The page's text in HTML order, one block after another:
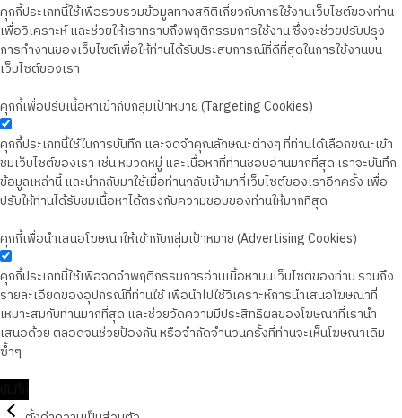
คุกกี้ประเภทนี้ใช้เพื่อรวบรวมข้อมูลทางสถิติเกี่ยวกับการใช้งานเว็บไซต์ของท่าน
เพื่อวิเคราะห์ และช่วยให้เราทราบถึงพฤติกรรมการใช้งาน ซึ่งจะช่วยปรับปรุง
การทำงานของเว็บไซต์เพื่อให้ท่านได้รับประสบการณ์ที่ดีที่สุดในการใช้งานบน
เว็บไซต์ของเรา
คุกกี้เพื่อปรับเนื้อหาเข้ากับกลุ่มเป้าหมาย (Targeting Cookies)
คุกกี้ประเภทนี้ใช้ในการบันทึก และจดจำคุณลักษณะต่างๆ ที่ท่านได้เลือกขณะเข้า
ชมเว็บไซต์ของเรา เช่น หมวดหมู่ และเนื้อหาที่ท่านชอบอ่านมากที่สุด เราจะบันทึก
ข้อมูลเหล่านี้ และนำกลับมาใช้เมื่อท่านกลับเข้ามาที่เว็บไซต์ของเราอีกครั้ง เพื่อ
ปรับให้ท่านได้รับชมเนื้อหาได้ตรงกับความชอบของท่านให้มากที่สุด
คุกกี้เพื่อนำเสนอโฆษณาให้เข้ากับกลุ่มเป้าหมาย (Advertising Cookies)
คุกกี้ประเภทนี้ใช้เพื่อจดจำพฤติกรรมการอ่านเนื้อหาบนเว็บไซต์ของท่าน รวมถึง
รายละเอียดของอุปกรณ์ที่ท่านใช้ เพื่อนำไปใช้วิเคราะห์การนำเสนอโฆษณาที่
เหมาะสมกับท่านมากที่สุด และช่วยวัดความมีประสิทธิผลของโฆษณาที่เรานำ
เสนอด้วย ตลอดจนช่วยป้องกัน หรือจำกัดจำนวนครั้งที่ท่านจะเห็นโฆษณาเดิม
ซ้ำๆ